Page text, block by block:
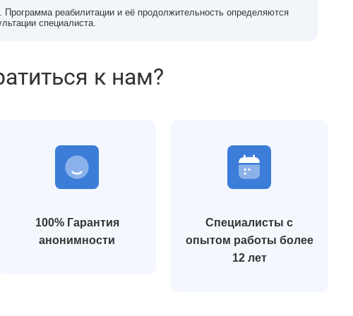
Программа реабилитации и её продолжительность определяются
специалиста.
к нам?
100% Гарантия
анонимности
Специалисты с
опытом работы более
12 лет